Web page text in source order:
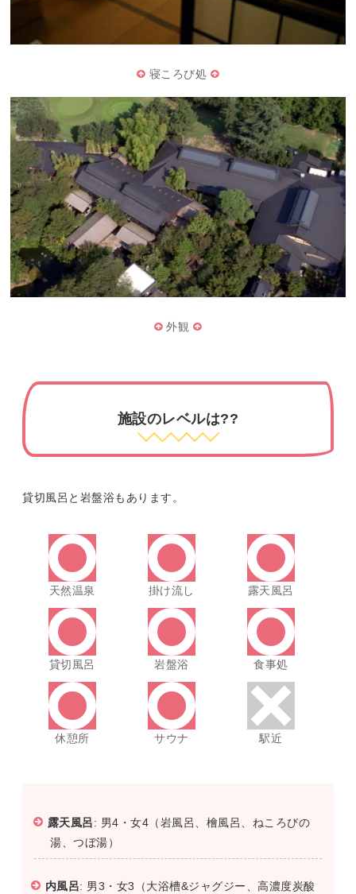
寝ころび処
外観
施設のレベルは??
貸切風呂と岩盤浴もあります。
天然温泉 掛け流し 露天風呂
貸切風呂 岩盤浴 食事処
休憩所 サウナ 駅近
露天風呂: 男4・女4（岩風呂、檜風呂、ねころびの
湯、つぼ湯）
内風呂: 男3・女3（大浴槽&ジャグジー、高濃度炭酸